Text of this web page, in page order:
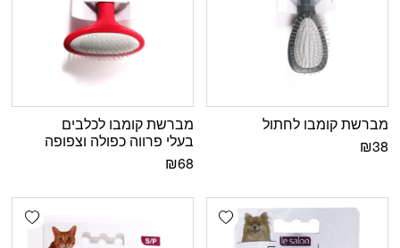
מברשת קומבו לחתול
₪38
מברשת קומבו לכלבים
בעלי פרווה כפולה וצפופה
₪68
Add wishlist